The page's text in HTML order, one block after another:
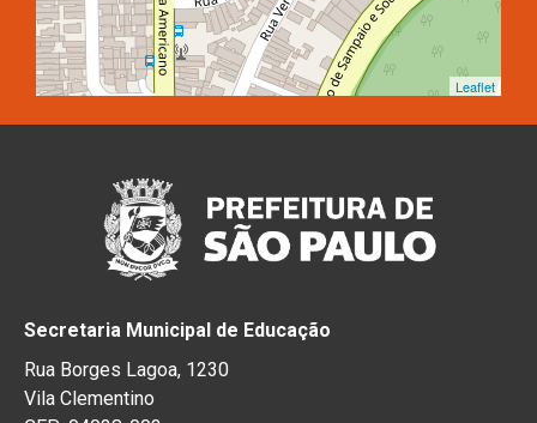
Leaflet
Secretaria Municipal de Educação
Rua Borges Lagoa, 1230
Vila Clementino